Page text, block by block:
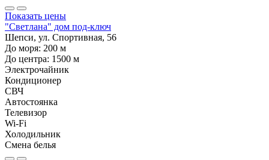
Показать цены
"Светлана" дом под-ключ
Шепси, ул. Спортивная, 56
До моря: 200 м
До центра: 1500 м
Электрочайник
Кондиционер
СВЧ
Автостоянка
Телевизор
Wi-Fi
Холодильник
Смена белья